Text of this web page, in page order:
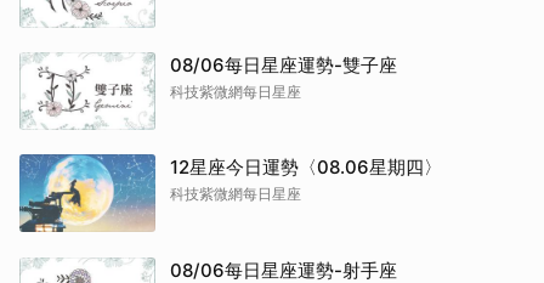
08/06每日星座運勢-雙子座
科技紫微網每日星座
12星座今日運勢〈08.06星期四〉
科技紫微網每日星座
08/06每日星座運勢-射手座